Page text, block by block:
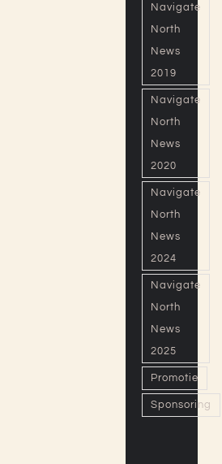
Navigate
North
News
2019
Navigate
North
News
2020
Navigate
North
News
2024
Navigate
North
News
2025
Promotie
Sponsoring